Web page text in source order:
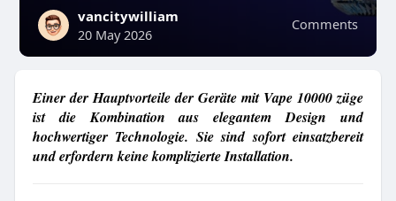
Comments
vancitywilliam
20 May 2026
Einer der Hauptvorteile der Geräte mit Vape 10000 züge
ist die Kombination aus elegantem Design und
hochwertiger Technologie. Sie sind sofort einsatzbereit
und erfordern keine komplizierte Installation.